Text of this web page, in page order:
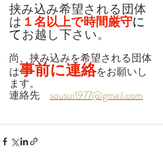
挟み込み希望される団体
は １名以上で時間厳守に
てお越し下さい。
尚、挟み込みを希望される団体
は事前に連絡をお願いし
ます。
連絡先 sousui1977@gmail.com